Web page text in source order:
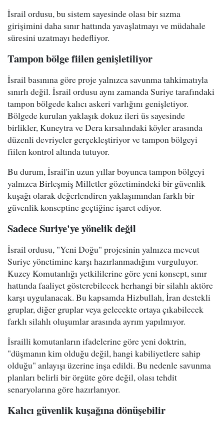
İsrail ordusu, bu sistem sayesinde olası bir sızma
girişimini daha sınır hattında yavaşlatmayı ve müdahale
süresini uzatmayı hedefliyor.
Tampon bölge fiilen genişletiliyor
İsrail basınına göre proje yalnızca savunma tahkimatıyla
sınırlı değil. İsrail ordusu aynı zamanda Suriye tarafındaki
tampon bölgede kalıcı askeri varlığını genişletiyor.
Bölgede kurulan yaklaşık dokuz ileri üs sayesinde
birlikler, Kuneytra ve Dera kırsalındaki köyler arasında
düzenli devriyeler gerçekleştiriyor ve tampon bölgeyi
fiilen kontrol altında tutuyor.
Bu durum, İsrail'in uzun yıllar boyunca tampon bölgeyi
yalnızca Birleşmiş Milletler gözetimindeki bir güvenlik
kuşağı olarak değerlendiren yaklaşımından farklı bir
güvenlik konseptine geçtiğine işaret ediyor.
Sadece Suriye'ye yönelik değil
İsrail ordusu, "Yeni Doğu" projesinin yalnızca mevcut
Suriye yönetimine karşı hazırlanmadığını vurguluyor.
Kuzey Komutanlığı yetkililerine göre yeni konsept, sınır
hattında faaliyet gösterebilecek herhangi bir silahlı aktöre
karşı uygulanacak. Bu kapsamda Hizbullah, İran destekli
gruplar, diğer gruplar veya gelecekte ortaya çıkabilecek
farklı silahlı oluşumlar arasında ayrım yapılmıyor.
İsrailli komutanların ifadelerine göre yeni doktrin,
"düşmanın kim olduğu değil, hangi kabiliyetlere sahip
olduğu" anlayışı üzerine inşa edildi. Bu nedenle savunma
planları belirli bir örgüte göre değil, olası tehdit
senaryolarına göre hazırlanıyor.
Kalıcı güvenlik kuşağına dönüşebilir